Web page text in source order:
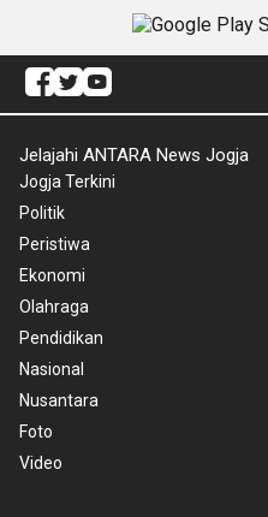
Jelajahi ANTARA News Jogja
Jogja Terkini
Politik
Peristiwa
Ekonomi
Olahraga
Pendidikan
Nasional
Nusantara
Foto
Video